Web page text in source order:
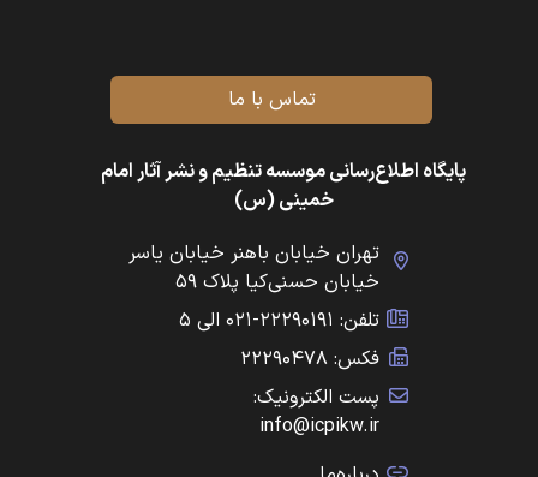
تماس با ما
پایگاه اطلاع‌رسانی موسسه تنظیم و نشر آثار امام
خمینی (س)
تهران خیابان باهنر خیابان یاسر
خیابان حسنی‌کیا پلاک ۵۹
تلفن: ۲۲۲۹۰۱۹۱-۰۲۱ الی ۵
فکس: ۲۲۲۹۰۴۷۸
پست الکترونیک:
info@icpikw.ir